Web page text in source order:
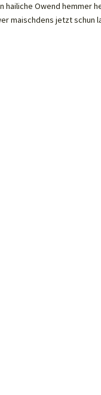
Owend hemmer
maischdens jetzt schun